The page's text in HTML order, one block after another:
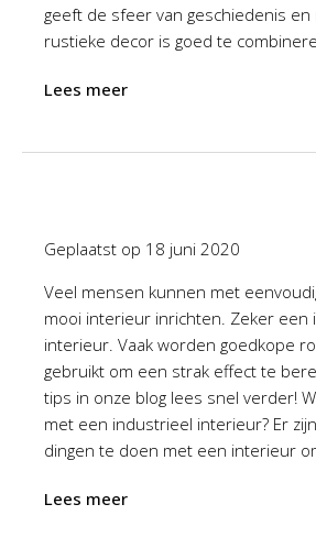
geeft de sfeer van geschiedenis en
rustieke decor is goed te
Lees meer
Geplaatst op 18 juni 2020
Veel mensen kunnen met
mooi interieur inrichten. Zeker een
interieur. Vaak worden goedkope
gebruikt om een strak effect te
tips in onze blog lees snel verder!
met een industrieel interieur? Er
dingen te doen met een interieur
Lees meer